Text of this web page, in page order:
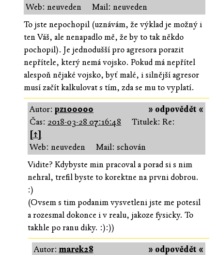
Web: neuveden
Mail: neuveden
To jste nepochopil (uznávám, že výklad je možný i
ten Váš, ale nenapadlo mě, že by to tak někdo
pochopil). Je jednodušší pro agresora porazit
nepřítele, který nemá vojsko. Pokud má nepřítel
alespoň nějaké vojsko, byť malé, i silnější agresor
musí začít kalkulovat s tím, zda se mu to vyplatí.
» odpovědět «
Autor:pz100000
Čas: 2018-03-28 07:16:48
Titulek: Re:
[↑]
Web: neuveden
Mail: schován
Vidite? Kdybyste min pracoval a porad si s nim
nehral, trefil byste to korektne na prvni dobrou.
:)
(Ovsem s tim podanim vysvetleni jste me potesil
a rozesmal dokonce i v realu, jakoze fysicky. To
takhle po ranu diky. :):))
» odpovědět «
Autor:marek28